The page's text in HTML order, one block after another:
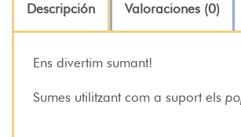
Descripción Valoraciones (0)
Ens divertim sumant!
Sumes utilitzant com a suport els